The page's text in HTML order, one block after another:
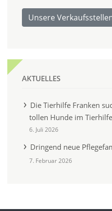
Unsere
AKTUELLES
Die Tierhilfe Franken
tollen Hunde im
6. Juli 2026
Dringend neue
7. Februar 2026